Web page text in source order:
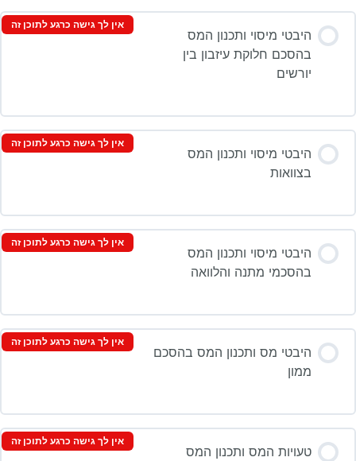
היבטי מיסוי ותכנון המס
בהסכם חלוקת עיזבון בין
יורשים
אין לך גישה כרגע לתוכן זה
היבטי מיסוי ותכנון המס
בצוואות
אין לך גישה כרגע לתוכן זה
היבטי מיסוי ותכנון המס
בהסכמי מתנה והלוואה
אין לך גישה כרגע לתוכן זה
היבטי מס ותכנון המס בהסכם
ממון
אין לך גישה כרגע לתוכן זה
טעויות המס ותכנון המס
אין לך גישה כרגע לתוכן זה